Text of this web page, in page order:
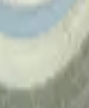
o golpes.
profesional,